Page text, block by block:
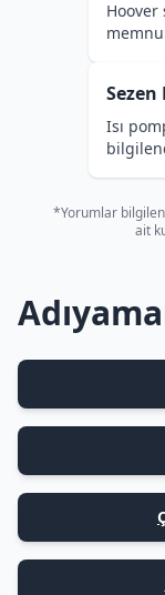
Hoover
Sezen
Isı
*Yorumlar
ait